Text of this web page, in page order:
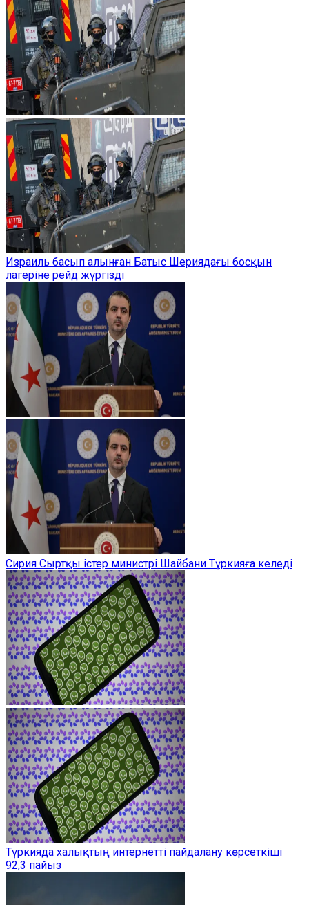
Израиль басып алынған Батыс Шериядағы босқын
лагеріне рейд жүргізді
Сирия Сыртқы істер министрі Шайбани Түркияға келеді
Түркияда халықтың интернетті пайдалану көрсеткіші ̶
92,3 пайыз